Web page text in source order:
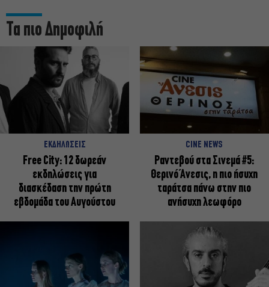
Τα πιο Δημοφιλή
ΕΚΔΗΛΩΣΕΙΣ
Free City: 12 δωρεάν
εκδηλώσεις για
διασκέδαση την πρώτη
εβδομάδα του Αυγούστου
CINE NEWS
Ραντεβού στα Σινεμά #5:
Θερινό Άνεσις, η πιο ήσυχη
ταράτσα πάνω στην πιο
ανήσυχη λεωφόρο